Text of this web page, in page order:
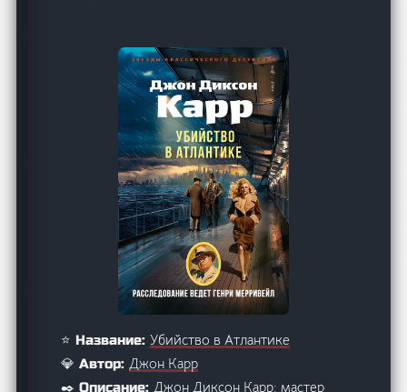
⭐ Название:Убийство в Атлантике
💎 Автор:Джон Карр
✒️ Описание:Джон Диксон Карр: мастер